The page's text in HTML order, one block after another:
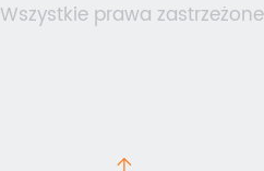
Wszystkie prawa